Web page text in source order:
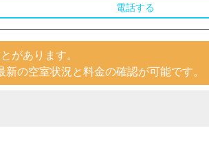
電話する
があります。
の空室状況と料金の確認が可能です。